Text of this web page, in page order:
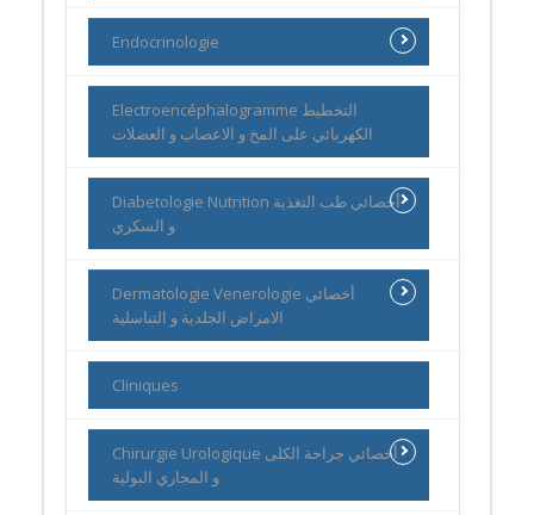
Endocrinologie
Electroencéphalogramme التخطيط
الكهربائي على المخ و الاعصاب و العضلات
Diabetologie Nutrition أخصائي طب التغذية
و السكري
Dermatologie Venerologie أخصائي
الامراض الجلدية و التناسلية
Cliniques
Chirurgie Urologique أخصائي جراحة الكلى
و المجاري البولية